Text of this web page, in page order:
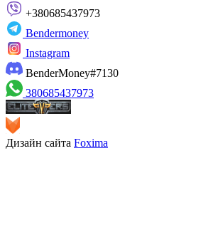
+380685437973
Bendermoney
Instagram
BenderMoney#7130
380685437973
Дизайн сайта Foxima